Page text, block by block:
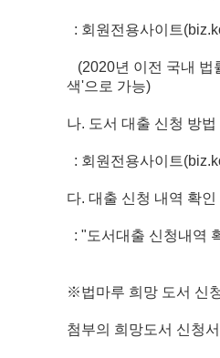
: 회원전용사이트
(2020년 이전 국내 법
색'으로 가능)
나. 도서 대출 신청 방법
: 회원전용사이트
다. 대출 신청 내역 확인
: "도서대출 신청내역
※법마루 희망 도서 신
첨부의 희망도서 신청